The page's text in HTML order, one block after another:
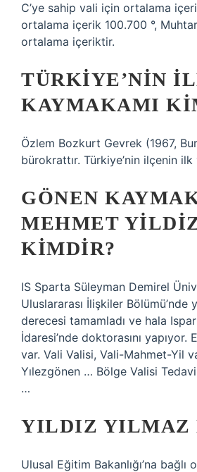
C’ye sahip vali için ortalama
ortalama içerik 100.700 °,
ortalama içeriktir.
TÜRKIYE’NIN
KAYMAKAMI
Özlem Bozkurt Gevrek (1967,
bürokrattır. Türkiye’nin ilçenin ilk
GÖNEN
MEHMET
KIMDIR?
IS Sparta Süleyman Demirel
Uluslararası İlişkiler Bölümü’nde
derecesi tamamladı ve hala
İdaresi’nde doktorasını
var. Vali Valisi, Vali-Mahmet-Yil
Yılezgönen … Bölge Valisi
…
YILDIZ YILMAZ
Ulusal Eğitim Bakanlığı’na